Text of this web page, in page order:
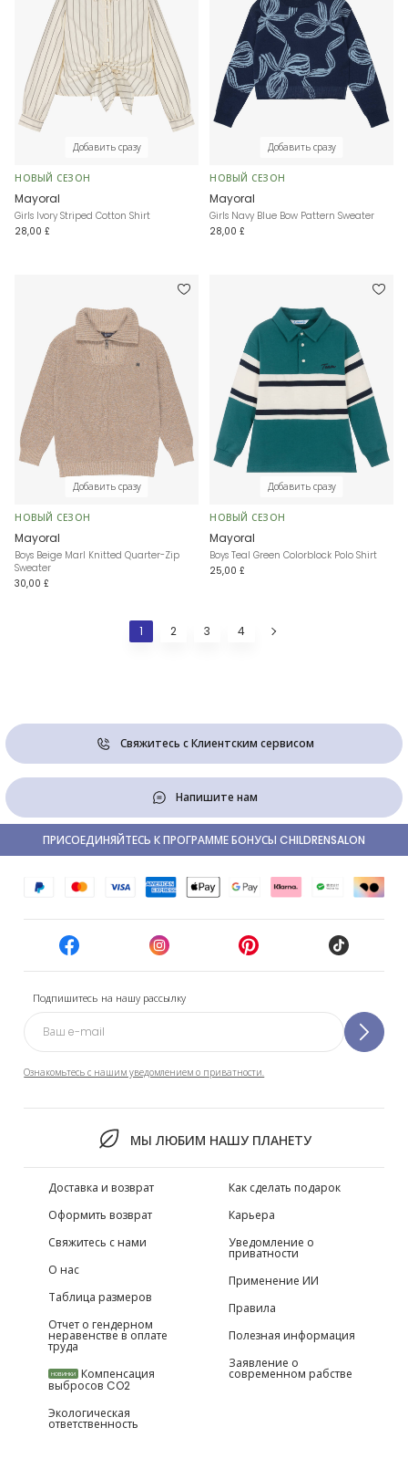
Добавить сразу
НОВЫЙ СЕЗОН
Mayoral
Girls Ivory Striped Cotton Shirt
28,00 £
Добавить сразу
НОВЫЙ СЕЗОН
Mayoral
Girls Navy Blue Bow Pattern Sweater
28,00 £
Добавить сразу
НОВЫЙ СЕЗОН
Mayoral
Boys Beige Marl Knitted Quarter-Zip
Sweater
30,00 £
Добавить сразу
НОВЫЙ СЕЗОН
Mayoral
Boys Teal Green Colorblock Polo Shirt
25,00 £
1 2 3 4
Свяжитесь с Клиентским сервисом
Напишите нам
Подпишитесь на нашу рассылку
Ознакомьтесь с нашим уведомлением о приватности.
МЫ ЛЮБИМ НАШУ ПЛАНЕТУ
ПРИСОЕДИНЯЙТЕСЬ К ПРОГРАММЕ БОНУСЫ CHILDRENSALON
Доставка и возврат
Оформить возврат
Свяжитесь с нами
О нас
Таблица размеров
Отчет о гендерном
неравенстве в оплате
труда
НОВИНКИ Компенсация
выбросов CO2
Экологическая
ответственность
Как сделать подарок
Карьера
Уведомление о
приватности
Применение ИИ
Правила
Полезная информация
Заявление о
современном рабстве